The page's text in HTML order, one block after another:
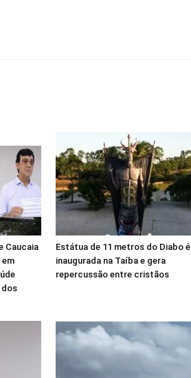
Caucaia
em
dos
Estátua de 11 metros do Diabo é
inaugurada na Taíba e gera
repercussão entre cristãos